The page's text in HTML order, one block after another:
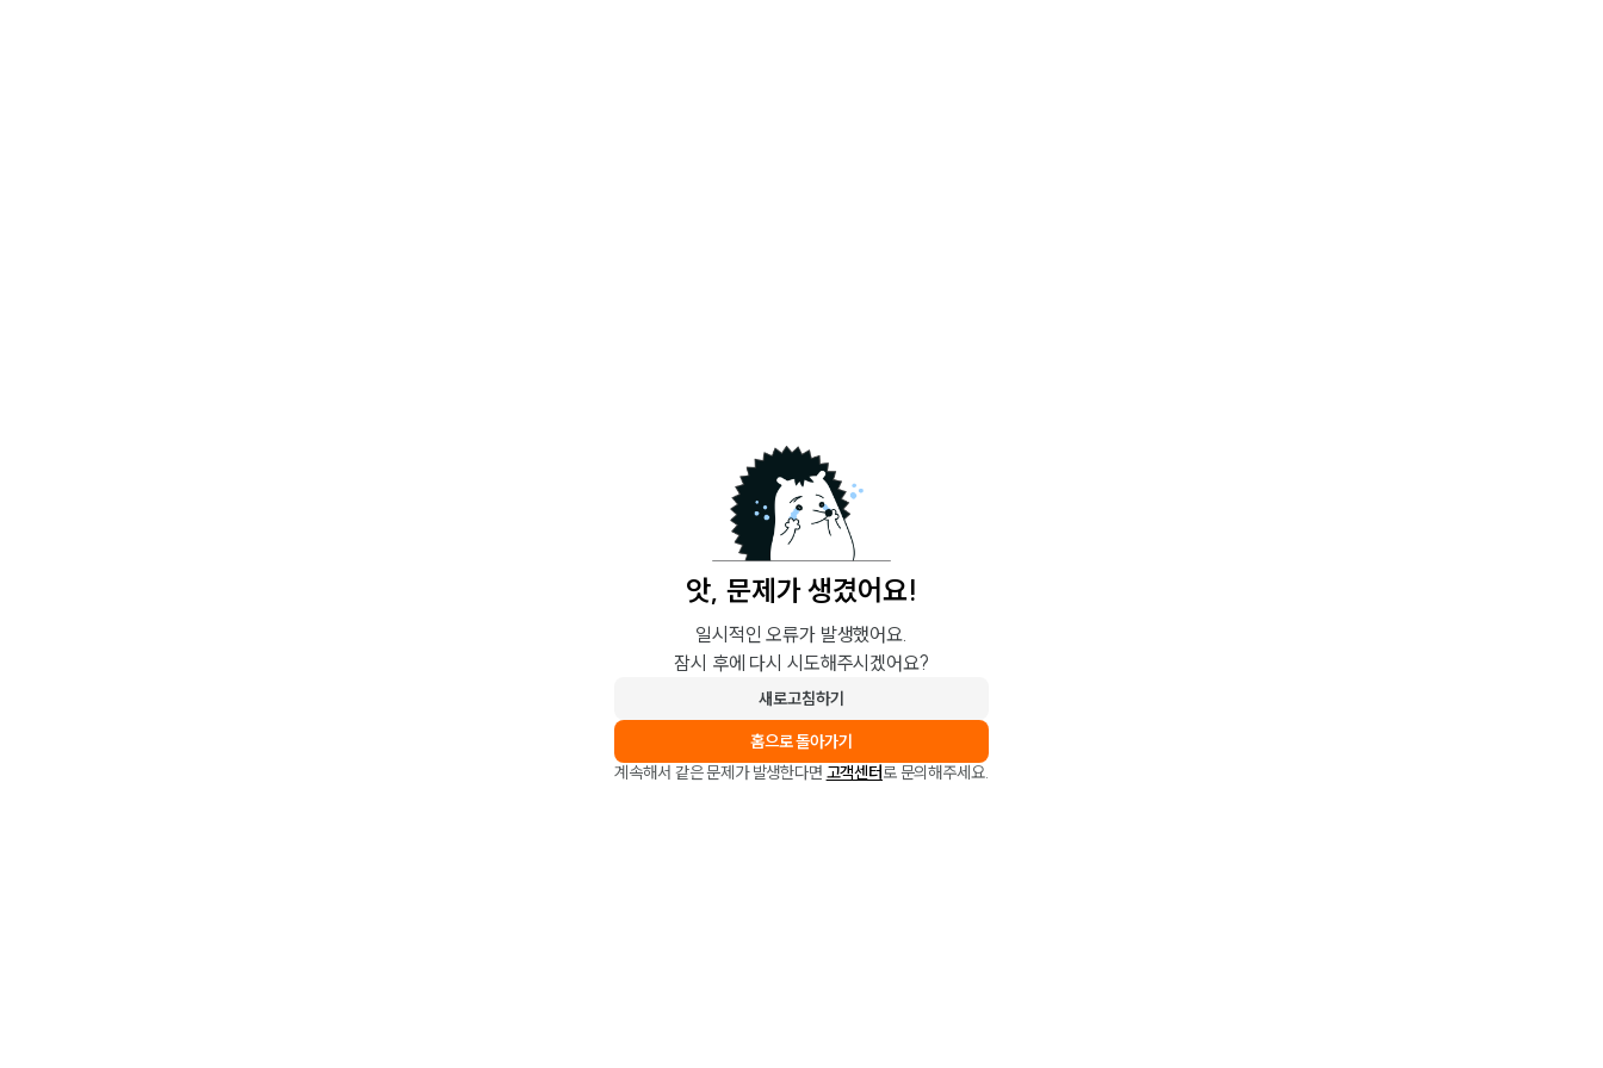
앗, 문제가 생겼어요!
일시적인 오류가 발생했어요.
잠시 후에 다시 시도해주시겠어요?
새로고침하기
홈으로 돌아가기
계속해서 같은 문제가 발생한다면 고객센터로 문의해주세요.